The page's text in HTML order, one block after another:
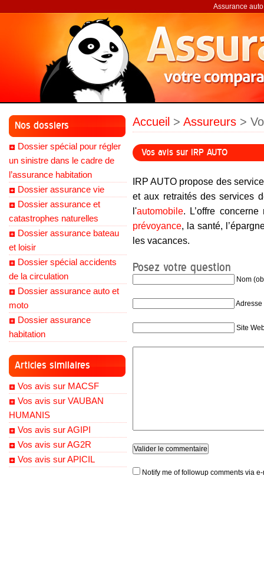
Assurance
Nos dossiers
Dossier spécial pour régler
un sinistre dans le cadre de
l’assurance habitation
Dossier assurance vie
Dossier assurance et
catastrophes naturelles
Dossier assurance bateau
et loisir
Dossier spécial accidents
de la circulation
Dossier assurance auto et
moto
Dossier assurance
habitation
Articles similaires
Vos avis sur MACSF
Vos avis sur VAUBAN
HUMANIS
Vos avis sur AGIPI
Vos avis sur AG2R
Vos avis sur APICIL
Accueil > Assureurs >
Vos avis sur IRP AUTO
IRP AUTO propose des
et aux retraités des services
l'automobile. L’offre
prévoyance, la santé,
les vacances.
Posez votre question
Nom
Site
Notify me of followup comments via